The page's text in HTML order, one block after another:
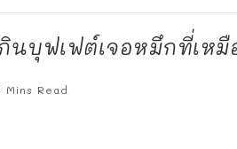
นบุฟเฟต์เจอหมึกที่เหมื
Mins Read